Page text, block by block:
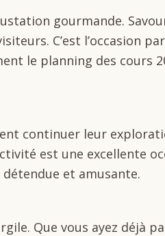
gourmande.
C’est l’occasion
le planning des cours
continuer leur
est une excellente
et amusante.
Que vous ayez déjà